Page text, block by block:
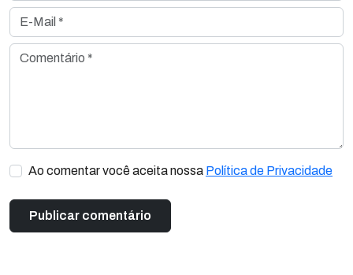
E-Mail *
Comentário *
Ao comentar você aceita nossa Política de Privacidade